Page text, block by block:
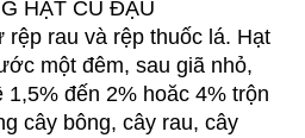
HẠT CỦ ĐẬU
rệp rau và rệp thuốc lá. Hạt
một đêm, sau giã nhỏ,
đến 2% hoăc 4% trộn
cây bông, cây rau, cây